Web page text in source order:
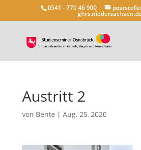
0541 - 770 46 900
Austritt 2
von Bente | Aug. 25, 2020